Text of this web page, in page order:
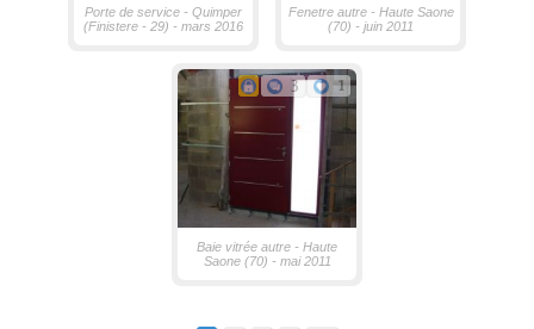
Porte de service - Quimper
(Finistere - 29) - mars 2016
Fenetre autre - Haute Saone
(70) - juin 2011
3 1
Baie vitrée autre - Haute
Saone (70) - mai 2011